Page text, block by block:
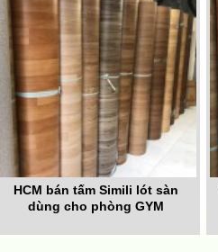
HCM bán tấm Simili lót sàn
dùng cho phòng GYM